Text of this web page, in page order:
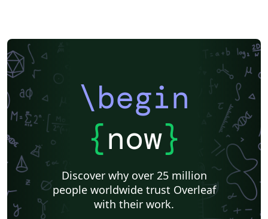
\begin
{now}
Discover why over 25 million
people worldwide trust Overleaf
with their work.